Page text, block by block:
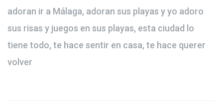
adoran ir a Málaga, adoran sus playas y yo adoro
sus risas y juegos en sus playas, esta ciudad lo
tiene todo, te hace sentir en casa, te hace querer
volver